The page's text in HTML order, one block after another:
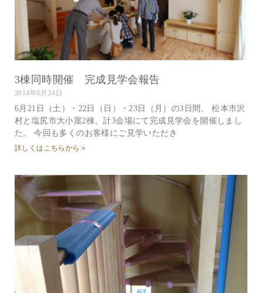
3棟同時開催 完成見学会報告
2014年6月24日
6月21日（土）・22日（日）・23日（月）の3日間、 松本市沢
村と塩尻市大小屋2棟、計3会場にて完成見学会を開催しまし
た。 今回も多くのお客様にご見学いただき
詳しくはこちらから »